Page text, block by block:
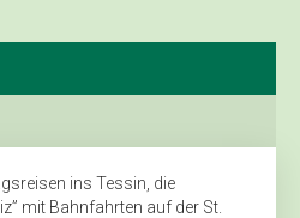
ins Tessin, die
mit Bahnfahrten auf der St.